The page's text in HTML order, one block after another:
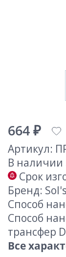
664 ₽
Артикул:
В наличии
Срок
Бренд: Sol's
Способ
Способ
трансфер
Все